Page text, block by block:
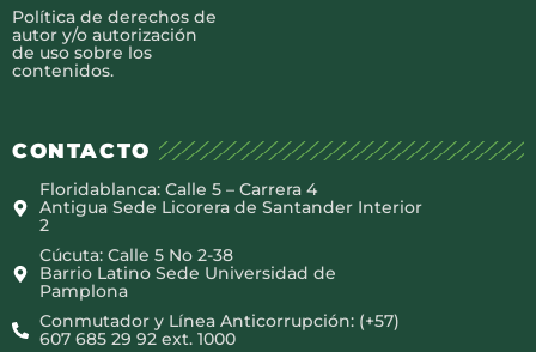
Política de derechos de
autor y/o autorización
de uso sobre los
contenidos.
CONTACTO
Floridablanca: Calle 5 – Carrera 4
Antigua Sede Licorera de Santander Interior
2
Cúcuta: Calle 5 No 2-38
Barrio Latino Sede Universidad de
Pamplona
Conmutador y Línea Anticorrupción: (+57)
607 685 29 92 ext. 1000